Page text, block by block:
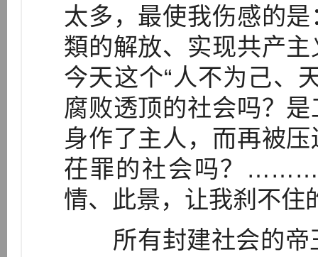
太多，最使我伤感的
類的解放、实现共产
今天这个“人不为己、
腐败透顶的社会吗？
身作了主人，而再被
茌罪的社会吗？………
情、此景，让我刹不住
所有封建社会的帝